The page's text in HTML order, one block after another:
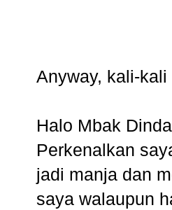
Anyway, kali-
Halo Mbak
Perkenalkan
jadi manja dan
saya walaupun